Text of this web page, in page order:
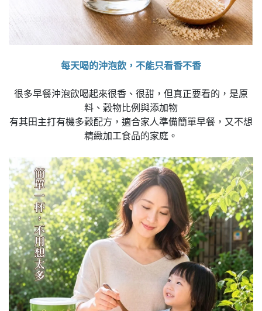
每天喝的沖泡飲，不能只看香不香
很多早餐沖泡飲喝起來很香、很甜，但真正要看的，是原
料、穀物比例與添加物
有其田主打有機多穀配方，適合家人準備簡單早餐，又不想
精緻加工食品的家庭。